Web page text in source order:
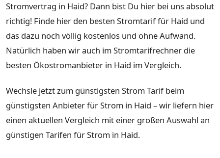
Stromvertrag in Haid? Dann bist Du hier bei uns absolut
richtig! Finde hier den besten Stromtarif für Haid und
das dazu noch völlig kostenlos und ohne Aufwand.
Natürlich haben wir auch im Stromtarifrechner die
besten Ökostromanbieter in Haid im Vergleich.
Wechsle jetzt zum günstigsten Strom Tarif beim
günstigsten Anbieter für Strom in Haid – wir liefern hier
einen aktuellen Vergleich mit einer großen Auswahl an
günstigen Tarifen für Strom in Haid.